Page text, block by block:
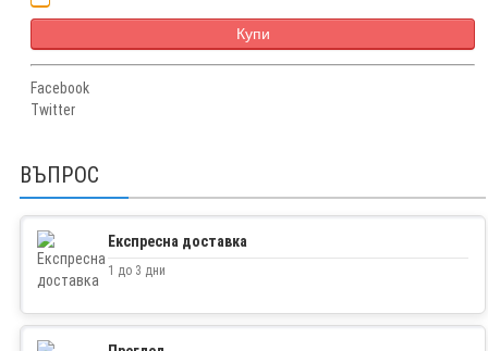
Купи
Facebook
Twitter
ВЪПРОС
Експресна доставка
1 до 3 дни